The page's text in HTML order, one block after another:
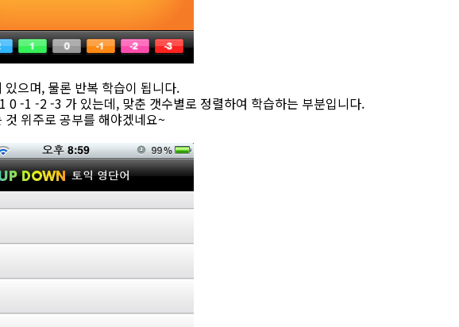
있으며, 물론 반복 학습이 됩니다.
0 -1 -2 -3 가 있는데, 맞춘 갯수별로 정렬하여 학습하는 부분입니다.
것 위주로 공부를 해야겠네요~